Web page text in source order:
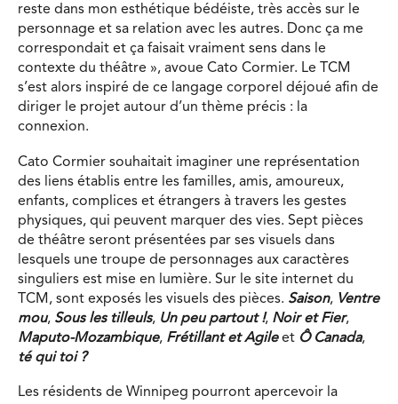
reste dans mon esthétique bédéiste, très accès sur le
personnage et sa relation avec les autres. Donc ça me
correspondait et ça faisait vraiment sens dans le
contexte du théâtre », avoue Cato Cormier. Le TCM
s’est alors inspiré de ce langage corporel déjoué afin de
diriger le projet autour d’un thème précis : la
connexion.
Cato Cormier souhaitait imaginer une représentation
des liens établis entre les familles, amis, amoureux,
enfants, complices et étrangers à travers les gestes
physiques, qui peuvent marquer des vies. Sept pièces
de théâtre seront présentées par ses visuels dans
lesquels une troupe de personnages aux caractères
singuliers est mise en lumière. Sur le site internet du
TCM, sont exposés les visuels des pièces. Saison, Ventre
mou, Sous les tilleuls, Un peu partout !, Noir et Fier,
Maputo-Mozambique, Frétillant et Agileet Ô Canada,
té qui toi ?
Les résidents de Winnipeg pourront apercevoir la